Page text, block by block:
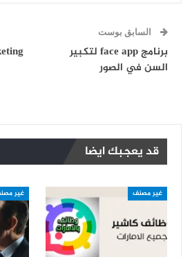
السابق بوست
برنامج face app لتكبير
السن في الصور
قد يعجبك ايضا
غير مصنف غير